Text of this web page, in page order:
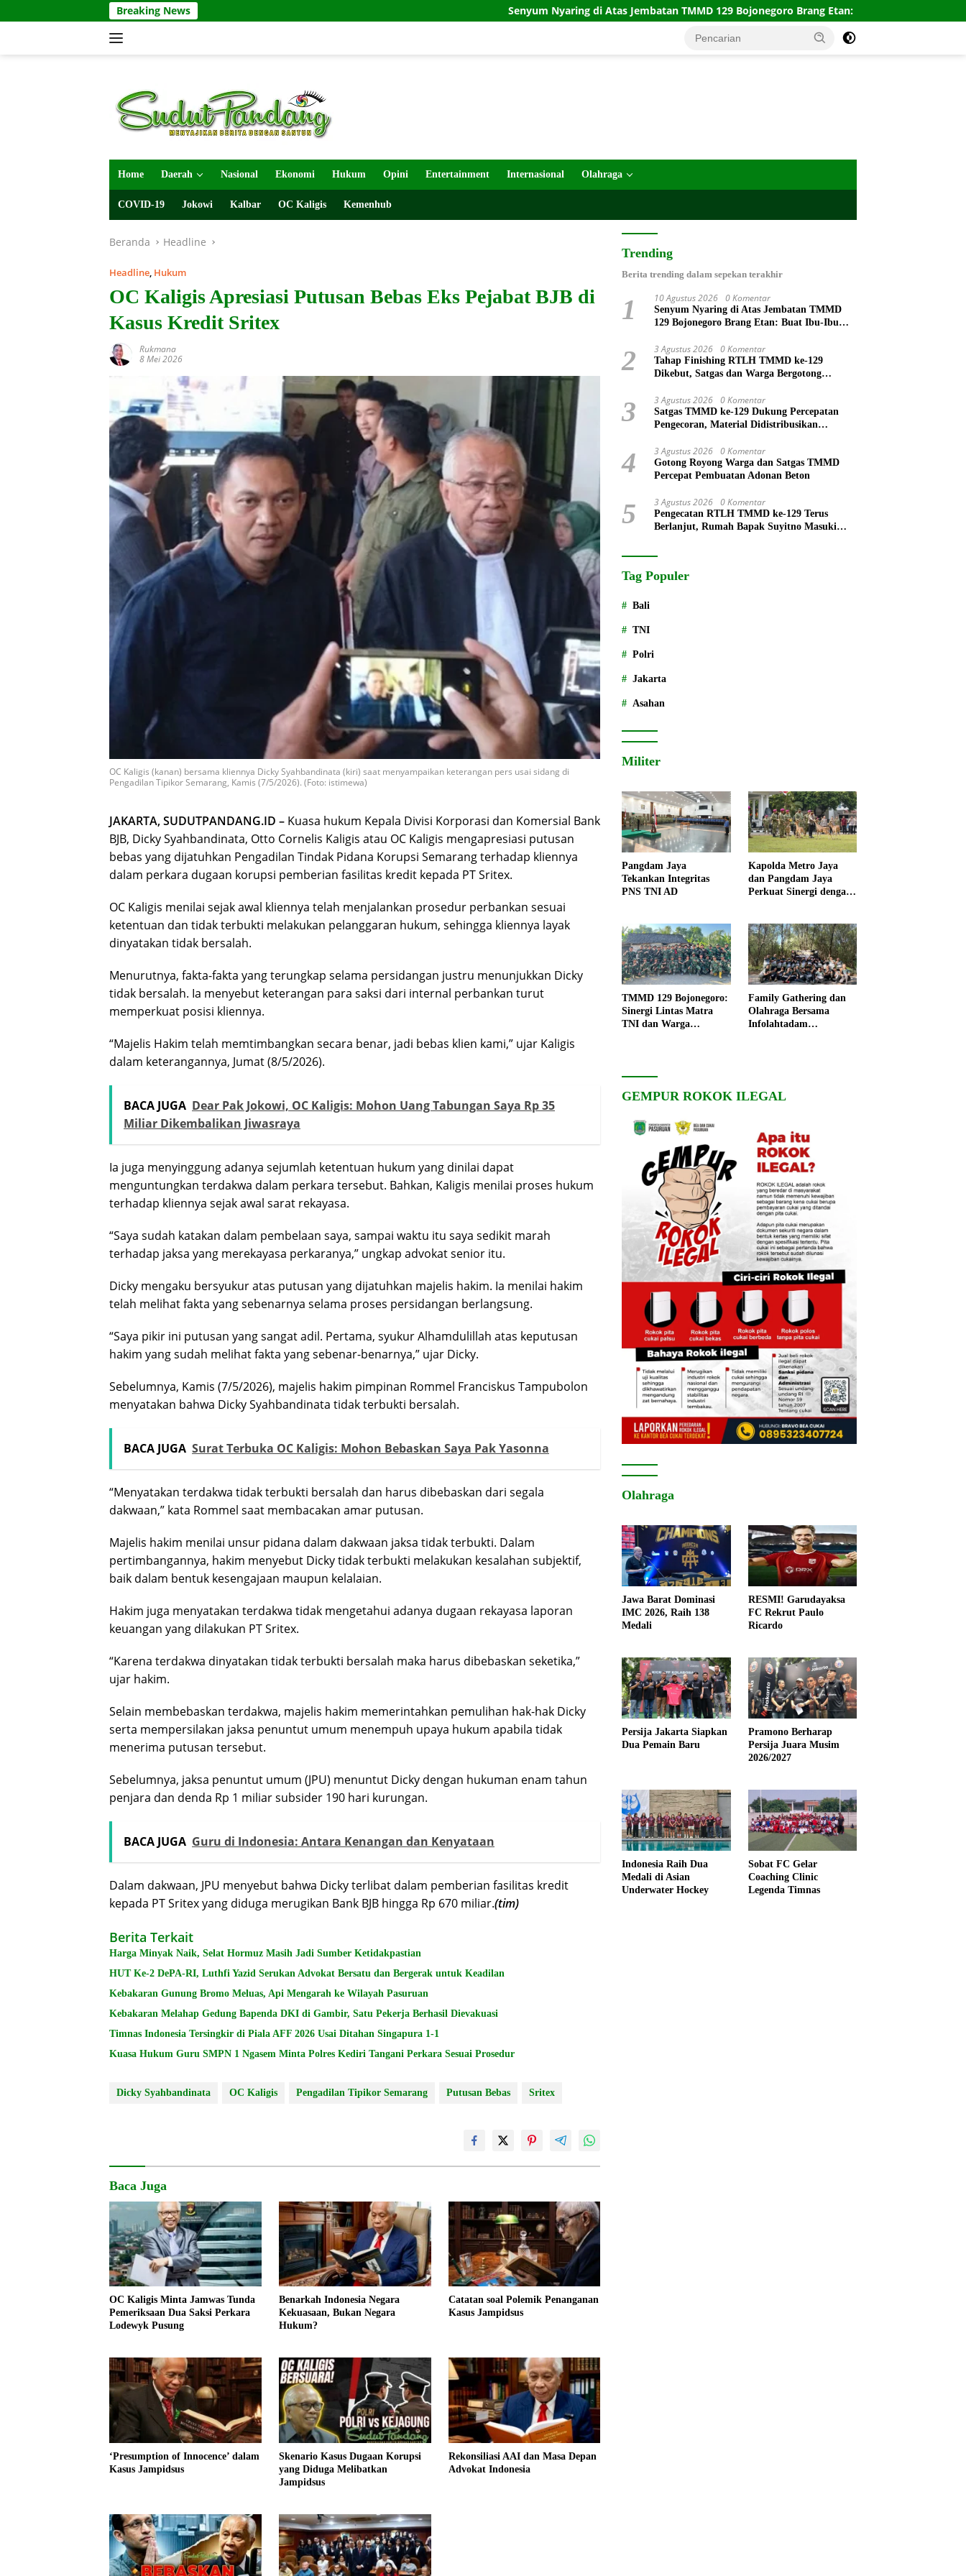
ke
Breaking News Senyum Nyaring di Atas Jembatan TMMD 129 Bojonegoro Brang Etan: Buat Ibu-Ibu dan Santri Cilik Bernapas Lega
Home Daerah Nasional Ekonomi Hukum Opini Entertainment Internasional Olahraga
COVID-19 Jokowi Kalbar OC Kaligis Kemenhub
Beranda Headline
Headline, Hukum
OC Kaligis Apresiasi Putusan Bebas Eks Pejabat BJB di
Kasus Kredit Sritex
Rukmana
8 Mei 2026
OC Kaligis (kanan) bersama kliennya Dicky Syahbandinata (kiri) saat menyampaikan keterangan pers usai sidang di
Pengadilan Tipikor Semarang, Kamis (7/5/2026). (Foto: istimewa)
JAKARTA, SUDUTPANDANG.ID – Kuasa hukum Kepala Divisi Korporasi dan Komersial Bank
BJB, Dicky Syahbandinata, Otto Cornelis Kaligis atau OC Kaligis mengapresiasi putusan
bebas yang dijatuhkan Pengadilan Tindak Pidana Korupsi Semarang terhadap kliennya
dalam perkara dugaan korupsi pemberian fasilitas kredit kepada PT Sritex.
OC Kaligis menilai sejak awal kliennya telah menjalankan prosedur perbankan sesuai
ketentuan dan tidak terbukti melakukan pelanggaran hukum, sehingga kliennya layak
dinyatakan tidak bersalah.
Menurutnya, fakta-fakta yang terungkap selama persidangan justru menunjukkan Dicky
tidak bersalah. Ia menyebut keterangan para saksi dari internal perbankan turut
memperkuat posisi kliennya.
“Majelis Hakim telah memtimbangkan secara benar, jadi bebas klien kami,” ujar Kaligis
dalam keterangannya, Jumat (8/5/2026).
BACA JUGA Dear Pak Jokowi, OC Kaligis: Mohon Uang Tabungan Saya Rp 35
Miliar Dikembalikan Jiwasraya
Ia juga menyinggung adanya sejumlah ketentuan hukum yang dinilai dapat
menguntungkan terdakwa dalam perkara tersebut. Bahkan, Kaligis menilai proses hukum
terhadap kliennya sejak awal sarat rekayasa.
“Saya sudah katakan dalam pembelaan saya, sampai waktu itu saya sedikit marah
terhadap jaksa yang merekayasa perkaranya,” ungkap advokat senior itu.
Dicky mengaku bersyukur atas putusan yang dijatuhkan majelis hakim. Ia menilai hakim
telah melihat fakta yang sebenarnya selama proses persidangan berlangsung.
“Saya pikir ini putusan yang sangat adil. Pertama, syukur Alhamdulillah atas keputusan
hakim yang sudah melihat fakta yang sebenar-benarnya,” ujar Dicky.
Sebelumnya, Kamis (7/5/2026), majelis hakim pimpinan Rommel Franciskus Tampubolon
menyatakan bahwa Dicky Syahbandinata tidak terbukti bersalah.
BACA JUGA Surat Terbuka OC Kaligis: Mohon Bebaskan Saya Pak Yasonna
“Menyatakan terdakwa tidak terbukti bersalah dan harus dibebaskan dari segala
dakwaan,” kata Rommel saat membacakan amar putusan.
Majelis hakim menilai unsur pidana dalam dakwaan jaksa tidak terbukti. Dalam
pertimbangannya, hakim menyebut Dicky tidak terbukti melakukan kesalahan subjektif,
baik dalam bentuk kesengajaan maupun kelalaian.
Hakim juga menyatakan terdakwa tidak mengetahui adanya dugaan rekayasa laporan
keuangan yang dilakukan PT Sritex.
“Karena terdakwa dinyatakan tidak terbukti bersalah maka harus dibebaskan seketika,”
ujar hakim.
Selain membebaskan terdakwa, majelis hakim memerintahkan pemulihan hak-hak Dicky
serta mempersilakan jaksa penuntut umum menempuh upaya hukum apabila tidak
menerima putusan tersebut.
Sebelumnya, jaksa penuntut umum (JPU) menuntut Dicky dengan hukuman enam tahun
penjara dan denda Rp 1 miliar subsider 190 hari kurungan.
BACA JUGA Guru di Indonesia: Antara Kenangan dan Kenyataan
Dalam dakwaan, JPU menyebut bahwa Dicky terlibat dalam pemberian fasilitas kredit
kepada PT Sritex yang diduga merugikan Bank BJB hingga Rp 670 miliar.(tim)
Berita Terkait
Harga Minyak Naik, Selat Hormuz Masih Jadi Sumber Ketidakpastian
HUT Ke-2 DePA-RI, Luthfi Yazid Serukan Advokat Bersatu dan Bergerak untuk Keadilan
Kebakaran Gunung Bromo Meluas, Api Mengarah ke Wilayah Pasuruan
Kebakaran Melahap Gedung Bapenda DKI di Gambir, Satu Pekerja Berhasil Dievakuasi
Timnas Indonesia Tersingkir di Piala AFF 2026 Usai Ditahan Singapura 1-1
Kuasa Hukum Guru SMPN 1 Ngasem Minta Polres Kediri Tangani Perkara Sesuai Prosedur
Dicky Syahbandinata OC Kaligis Pengadilan Tipikor Semarang Putusan Bebas Sritex
Baca Juga
OC Kaligis Minta Jamwas Tunda
Pemeriksaan Dua Saksi Perkara
Lodewyk Pusung
Benarkah Indonesia Negara
Kekuasaan, Bukan Negara
Hukum?
Catatan soal Polemik Penanganan
Kasus Jampidsus
‘Presumption of Innocence’ dalam
Kasus Jampidsus
Skenario Kasus Dugaan Korupsi
yang Diduga Melibatkan
Jampidsus
Rekonsiliasi AAI dan Masa Depan
Advokat Indonesia
Trending
Berita trending dalam sepekan terakhir
1 10 Agustus 2026 0 Komentar
Senyum Nyaring di Atas Jembatan TMMD
129 Bojonegoro Brang Etan: Buat Ibu-Ibu
2 3 Agustus 2026 0 Komentar
Tahap Finishing RTLH TMMD ke-129
Dikebut, Satgas dan Warga Bergotong
3 3 Agustus 2026 0 Komentar
Satgas TMMD ke-129 Dukung Percepatan
Pengecoran, Material Didistribusikan
4 3 Agustus 2026 0 Komentar
Gotong Royong Warga dan Satgas TMMD
Percepat Pembuatan Adonan Beton
5 3 Agustus 2026 0 Komentar
Pengecatan RTLH TMMD ke-129 Terus
Berlanjut, Rumah Bapak Suyitno Masuki
Tag Populer
Bali
TNI
Polri
Jakarta
Asahan
Militer
Pangdam Jaya
Tekankan Integritas
PNS TNI AD
Kapolda Metro Jaya
dan Pangdam Jaya
Perkuat Sinergi dengan
TMMD 129 Bojonegoro:
Sinergi Lintas Matra
TNI dan Warga
Family Gathering dan
Olahraga Bersama
Infolahtadam
GEMPUR ROKOK ILEGAL
Olahraga
Jawa Barat Dominasi
IMC 2026, Raih 138
Medali
RESMI! Garudayaksa
FC Rekrut Paulo
Ricardo
Persija Jakarta Siapkan
Dua Pemain Baru
Pramono Berharap
Persija Juara Musim
2026/2027
Indonesia Raih Dua
Medali di Asian
Underwater Hockey
Sobat FC Gelar
Coaching Clinic
Legenda Timnas